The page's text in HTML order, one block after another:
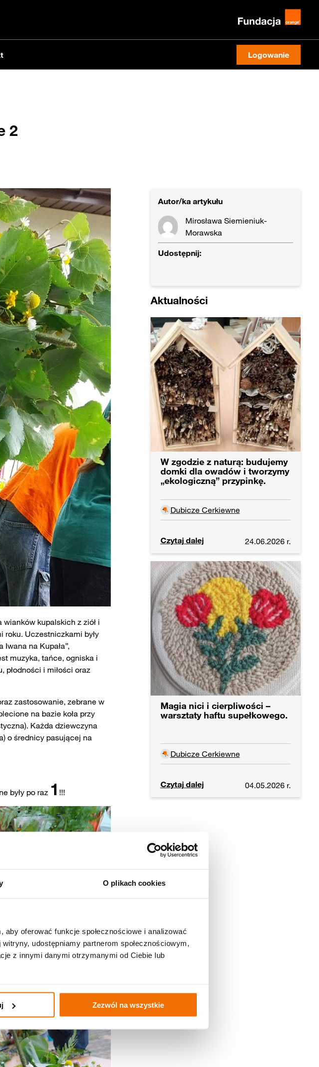
O plikach cookies
oferować funkcje społecznościowe i analizować
udostępniamy partnerom społecznościowym,
z innymi danymi otrzymanymi od Ciebie lub
Zezwól na wszystkie
Logowanie
2
kupalskich z ziół i
roku. Uczestniczkami były
na Kupała”,
muzyka, tańce, ogniska i
płodności i miłości oraz
zastosowanie, zebrane w
na bazie koła przy
Każda dziewczyna
o średnicy pasującej na
były po raz 1 !!!
Autor/ka artykułu
Mirosława Siemieniuk-
Morawska
Udostępnij:
Aktualności
W zgodzie z naturą: budujemy
domki dla owadów i tworzymy
„ekologiczną” przypinkę.
Dubicze Cerkiewne
Czytaj dalej 24.06.2026 r.
Magia nici i cierpliwości –
warsztaty haftu supełkowego.
Dubicze Cerkiewne
Czytaj dalej 04.05.2026 r.